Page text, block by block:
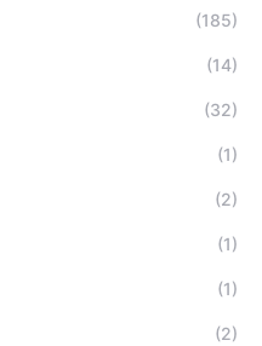
(185)
(14)
(32)
(1)
(2)
(1)
(1)
(2)